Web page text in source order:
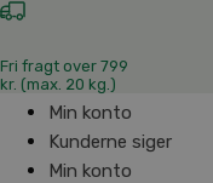
Fri fragt over 799
kr. (max. 20 kg.)
Min konto
Kunderne siger
Min konto